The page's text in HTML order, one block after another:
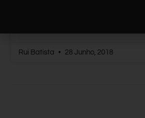
Rui Batista 28 Junho, 2018